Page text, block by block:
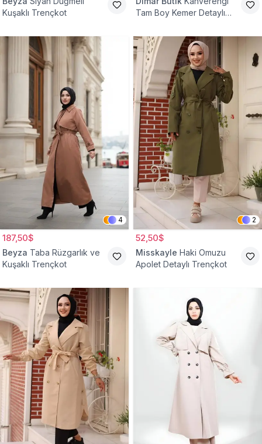
Kuşaklı Trençkot
Tam Boy Kemer Detaylı
4
187,50$
Beyza Taba Rüzgarlık ve
Kuşaklı Trençkot
2
52,50$
Misskayle Haki Omuzu
Apolet Detaylı Trençkot